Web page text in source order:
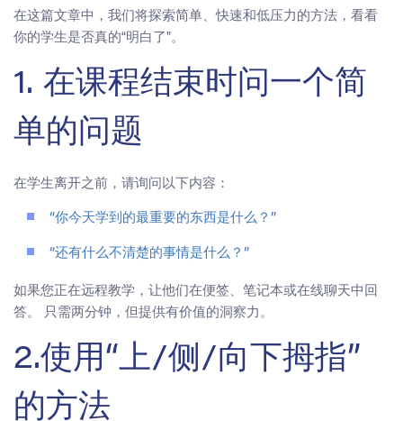
在这篇文章中，我们将探索简单、快速和低压力的方法，看看
你的学生是否真的“明白了”。
1. 在课程结束时问一个简
单的问题
在学生离开之前，请询问以下内容：
“你今天学到的最重要的东西是什么？”
“还有什么不清楚的事情是什么？”
如果您正在远程教学，让他们在便签、笔记本或在线聊天中回
答。 只需两分钟，但提供有价值的洞察力。
2.使用“上/侧/向下拇指”
的方法